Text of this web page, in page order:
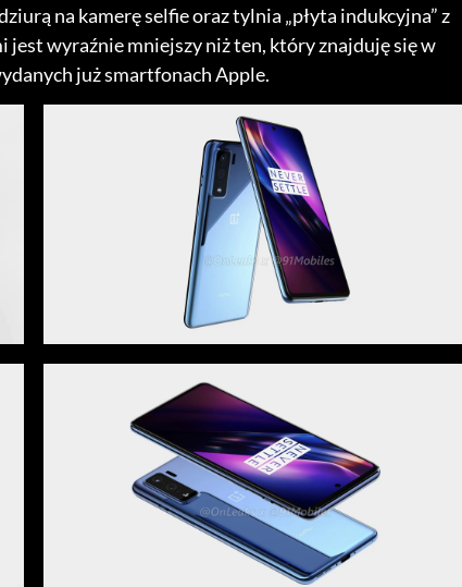
na kamerę selfie oraz tylnia „płyta indukcyjna” z
jest wyraźnie mniejszy niż ten, który znajduję się w
już smartfonach Apple.